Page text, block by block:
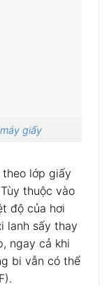
giấy
lớp giấy
thuộc vào
độ của hơi
lanh sấy thay
ngay cả khi
bi vẫn có thể